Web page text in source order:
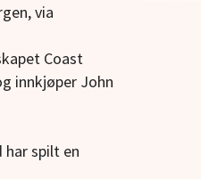
via
Coast
innkjøper John
spilt en